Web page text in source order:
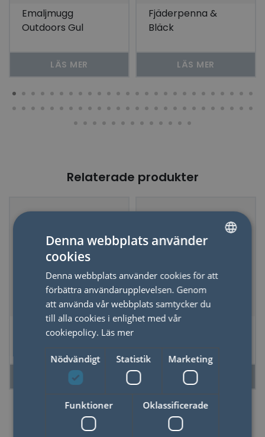
Emaljmugg
Outdoors Gul
LÄS MER
Fjäderpenna &
Bläck
LÄS MER
Relaterade produkter
Doftljus Oscar Wilde
LÄS MER
Doftljus i plåtask
Mushroom
LÄS MER
ENGLISH
Denna webbplats använder
cookies
Denna webbplats använder cookies för att
förbättra användarupplevelsen. Genom
att använda vår webbplats samtycker du
till alla cookies i enlighet med vår
cookiepolicy. Läs mer
Nödvändigt Statistik Marketing
Funktioner Oklassificerade